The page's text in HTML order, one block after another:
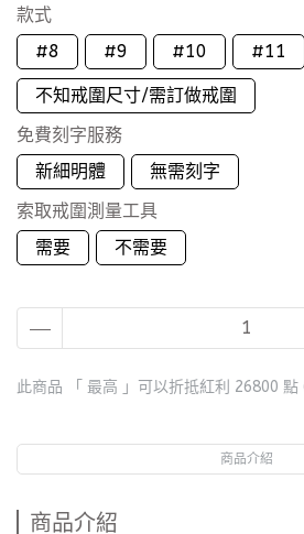
款式
#8
#9 #10 #11
不知戒圍尺寸/需訂做戒圍
免費刻字服務
新細明體
無需刻字
索取戒圍測量工具
需要
不需要
此商品 「 最高 」可以折抵紅利 26800 點
商品介紹
商品介紹